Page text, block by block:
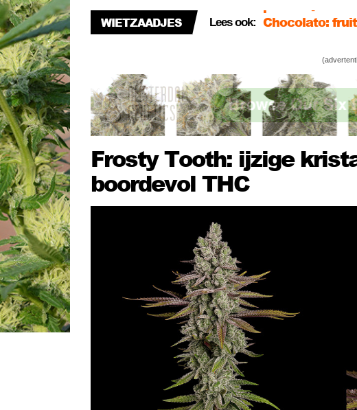
WIETZAADJES Lees ook:
Banana
potent 💪
Frosty Tooth: ijzige
boordevol THC